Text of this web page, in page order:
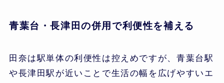
青葉台・長津田の併用で利便性を補える
田奈は駅単体の利便性は控えめですが、青葉台駅
や長津田駅が近いことで生活の幅を広げやすいエ